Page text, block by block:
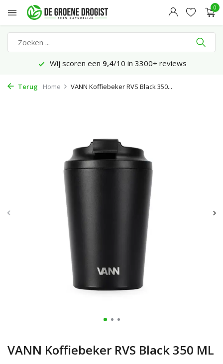
0
Wij scoren een 9,4/10 in 3300+ reviews
Terug Home VANN Koffiebeker RVS Black 350...
VANN Koffiebeker RVS Black 350 ML